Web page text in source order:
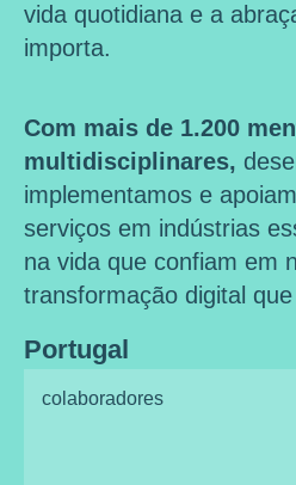
vida quotidiana e a
importa.
Com mais de 1.200
multidisciplinares,
implementamos e
serviços em indústrias
na vida que confiam em
transformação digital
Portugal
colaboradores